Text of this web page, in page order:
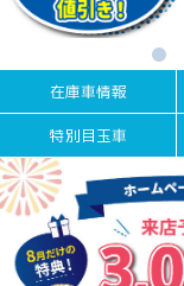
在庫車情報
特別目玉車